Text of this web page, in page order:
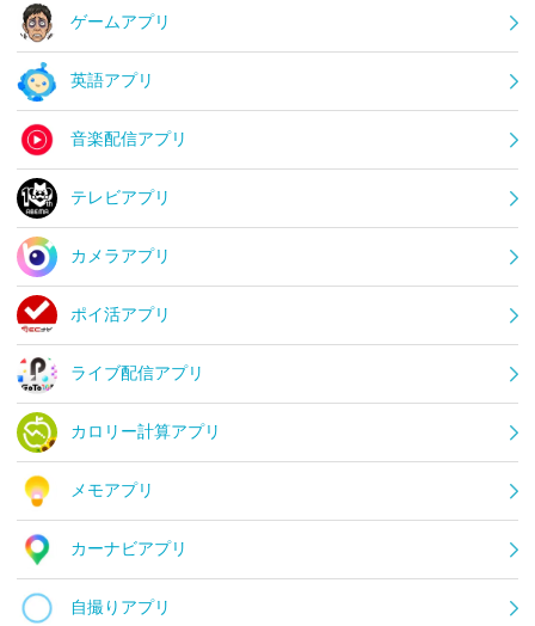
ゲームアプリ
英語アプリ
音楽配信アプリ
テレビアプリ
カメラアプリ
ポイ活アプリ
ライブ配信アプリ
カロリー計算アプリ
メモアプリ
カーナビアプリ
自撮りアプリ